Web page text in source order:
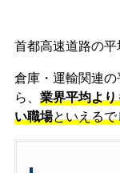
首都高速道路の
倉庫・運輸関連
ら、 業界平均よ
い職場といえる